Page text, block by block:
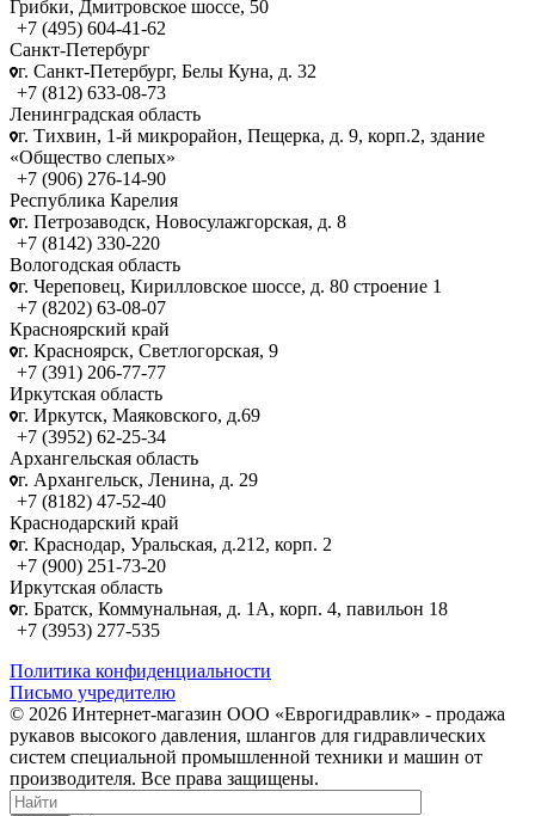
Грибки, Дмитровское шоссе, 50
+7 (495) 604-41-62
Санкт-Петербург
г. Санкт-Петербург, Белы Куна, д. 32
+7 (812) 633-08-73
Ленинградская область
г. Тихвин, 1-й микрорайон, Пещерка, д. 9, корп.2, здание
«Общество слепых»
+7 (906) 276-14-90
Республика Карелия
г. Петрозаводск, Новосулажгорская, д. 8
+7 (8142) 330-220
Вологодская область
г. Череповец, Кирилловское шоссе, д. 80 строение 1
+7 (8202) 63-08-07
Красноярский край
г. Красноярск, Светлогорская, 9
+7 (391) 206-77-77
Иркутская область
г. Иркутск, Маяковского, д.69
+7 (3952) 62-25-34
Архангельская область
г. Архангельск, Ленина, д. 29
+7 (8182) 47-52-40
Краснодарский край
г. Краснодар, Уральская, д.212, корп. 2
+7 (900) 251-73-20
Иркутская область
г. Братск, Коммунальная, д. 1А, корп. 4, павильон 18
+7 (3953) 277-535
Политика конфиденциальности
Письмо учредителю
© 2026 Интернет-магазин ООО «Еврогидравлик» - продажа
рукавов высокого давления, шлангов для гидравлических
систем специальной промышленной техники и машин от
производителя. Все права защищены.